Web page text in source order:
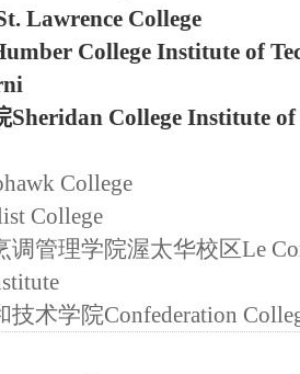
Lawrence College
College Institute of
Sheridan College Institute
College
College
管理学院渥太华校区Le
术学院Confederation